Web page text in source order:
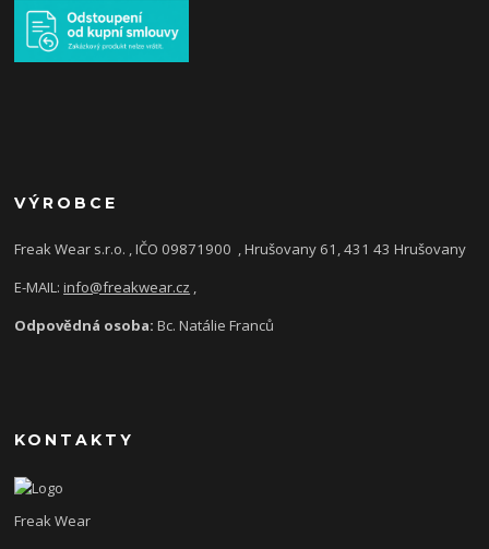
VÝROBCE
Freak Wear s.r.o. , IČO 09871900 , Hrušovany 61, 431 43 Hrušovany
E-MAIL:info@freakwear.cz ,
Odpovědná osoba:Bc. Natálie Franců
KONTAKTY
Freak Wear